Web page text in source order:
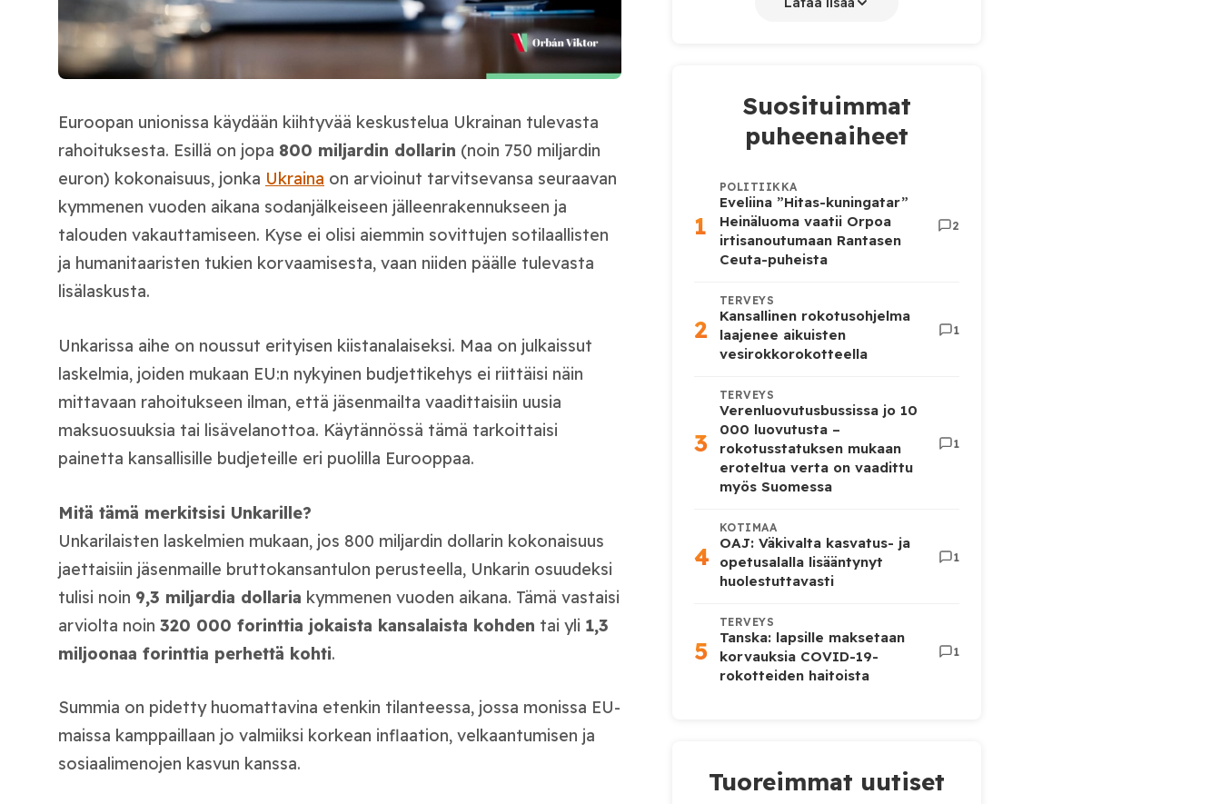
Euroopan unionissa käydään kiihtyvää keskustelua Ukrainan tulevasta
rahoituksesta. Esillä on jopa 800 miljardin dollarin (noin 750 miljardin
euron) kokonaisuus, jonka Ukraina on arvioinut tarvitsevansa seuraavan
kymmenen vuoden aikana sodanjälkeiseen jälleenrakennukseen ja
talouden vakauttamiseen. Kyse ei olisi aiemmin sovittujen sotilaallisten
ja humanitaaristen tukien korvaamisesta, vaan niiden päälle tulevasta
lisälaskusta.
Unkarissa aihe on noussut erityisen kiistanalaiseksi. Maa on julkaissut
laskelmia, joiden mukaan EU:n nykyinen budjettikehys ei riittäisi näin
mittavaan rahoitukseen ilman, että jäsenmailta vaadittaisiin uusia
maksuosuuksia tai lisävelanottoa. Käytännössä tämä tarkoittaisi
painetta kansallisille budjeteille eri puolilla Eurooppaa.
Mitä tämä merkitsisi Unkarille?
Unkarilaisten laskelmien mukaan, jos 800 miljardin dollarin kokonaisuus
jaettaisiin jäsenmaille bruttokansantulon perusteella, Unkarin osuudeksi
tulisi noin 9,3 miljardia dollaria kymmenen vuoden aikana. Tämä vastaisi
arviolta noin 320 000 forinttia jokaista kansalaista kohden tai yli 1,3
miljoonaa forinttia perhettä kohti.
Summia on pidetty huomattavina etenkin tilanteessa, jossa monissa EU-
maissa kamppaillaan jo valmiiksi korkean inflaation, velkaantumisen ja
sosiaalimenojen kasvun kanssa.
Suosituimmat
puheenaiheet
1
POLITIIKKA
Eveliina ”Hitas-kuningatar”
Heinäluoma vaatii Orpoa
irtisanoutumaan Rantasen
Ceuta-puheista
2
2
TERVEYS
Kansallinen rokotusohjelma
laajenee aikuisten
vesirokkorokotteella
1
3
TERVEYS
Verenluovutusbussissa jo 10
000 luovutusta –
rokotusstatuksen mukaan
eroteltua verta on vaadittu
myös Suomessa
1
4
KOTIMAA
OAJ: Väkivalta kasvatus- ja
opetusalalla lisääntynyt
huolestuttavasti
1
5
TERVEYS
Tanska: lapsille maksetaan
korvauksia COVID-19-
rokotteiden haitoista
1
Tuoreimmat uutiset